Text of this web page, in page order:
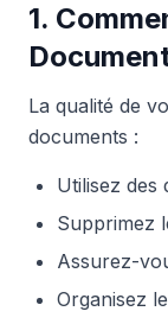
1.
La qualité de
documents :
Utilisez des
Supprimez
Assurez-
Organisez